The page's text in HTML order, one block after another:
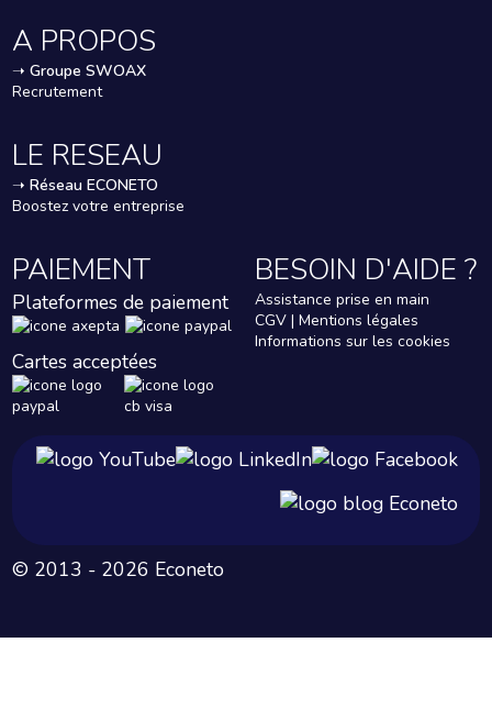
A PROPOS
➝ Groupe SWOAX
Recrutement
LE RESEAU
➝ Réseau ECONETO
Boostez votre entreprise
PAIEMENT
Plateformes de paiement
Cartes acceptées
BESOIN D'AIDE ?
Assistance prise en main
CGV | Mentions légales
Informations sur les cookies
© 2013 - 2026 Econeto